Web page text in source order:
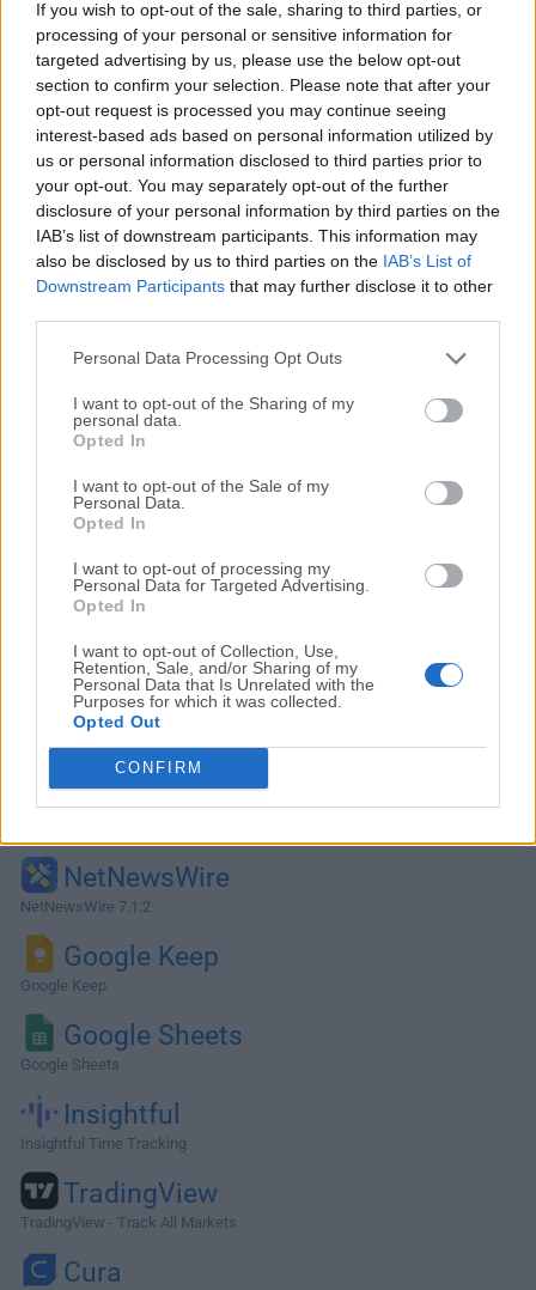
If you wish to opt-out of the sale, sharing to third parties, or
processing of your personal or sensitive information for
targeted advertising by us, please use the below opt-out
section to confirm your selection. Please note that after your
opt-out request is processed you may continue seeing
interest-based ads based on personal information utilized by
us or personal information disclosed to third parties prior to
your opt-out. You may separately opt-out of the further
disclosure of your personal information by third parties on the
IAB’s list of downstream participants. This information may
also be disclosed by us to third parties on the IAB’s List of
Downstream Participants that may further disclose it to other
Personal Data Processing Opt Outs
I want to opt-out of the Sharing of my
personal data.
Opted In
I want to opt-out of the Sale of my
Personal Data.
Opted In
I want to opt-out of processing my
Personal Data for Targeted Advertising.
Opted In
I want to opt-out of Collection, Use,
Retention, Sale, and/or Sharing of my
Personal Data that Is Unrelated with the
Purposes for which it was collected.
Opted Out
CONFIRM
y de código abierto que apoya el pensamiento, el
intercambio de información y la realización de tareas en el
trabajo, en la escuela y en casa.El software puede usarse
para la creación de mapas mentales y el análisis de la
información contenida en los mapas mentales. Freeplane
para macOS se ejecuta en cualquier sistema operativo que
tenga una versión actual de Java instalada.Puede
ejecutarse localmente o de forma portátil desde un
almacenamiento extraíble como una unidad
USB.Características y Aspectos Destacados Toma de notas
conectada por líneas (aristas); Clasifi...
Alternativas y Software Similar
NetNewsWire
NetNewsWire 7.1.2
Google Keep
Google Keep
Google Sheets
Google Sheets
Insightful
Insightful Time Tracking
TradingView
TradingView - Track All Markets
Cura